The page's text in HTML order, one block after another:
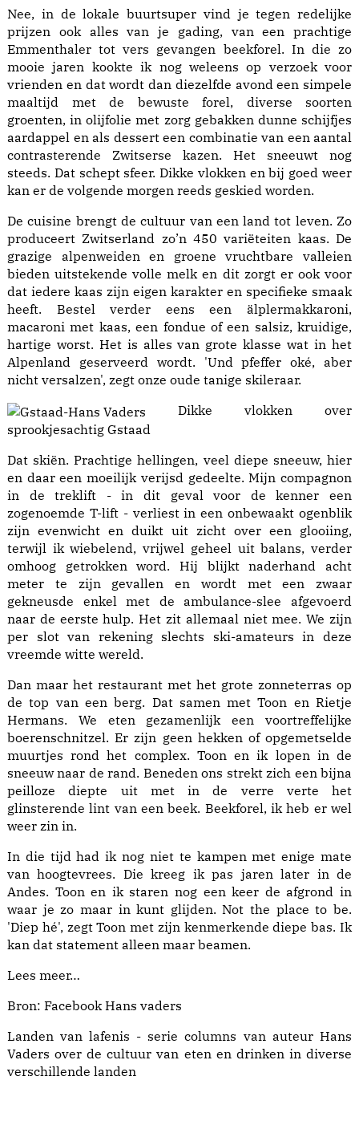
Nee, in de lokale buurtsuper vind je tegen redelijke
prijzen ook alles van je gading, van een prachtige
Emmenthaler tot vers gevangen beekforel. In die zo
mooie jaren kookte ik nog weleens op verzoek voor
vrienden en dat wordt dan diezelfde avond een simpele
maaltijd met de bewuste forel, diverse soorten
groenten, in olijfolie met zorg gebakken dunne schijfjes
aardappel en als dessert een combinatie van een aantal
contrasterende Zwitserse kazen. Het sneeuwt nog
steeds. Dat schept sfeer. Dikke vlokken en bij goed weer
kan er de volgende morgen reeds geskied worden.
De cuisine brengt de cultuur van een land tot leven. Zo
produceert Zwitserland zo’n 450 variëteiten kaas. De
grazige alpenweiden en groene vruchtbare valleien
bieden uitstekende volle melk en dit zorgt er ook voor
dat iedere kaas zijn eigen karakter en specifieke smaak
heeft. Bestel verder eens een älplermakkaroni,
macaroni met kaas, een fondue of een salsiz, kruidige,
hartige worst. Het is alles van grote klasse wat in het
Alpenland geserveerd wordt. 'Und pfeffer oké, aber
nicht versalzen', zegt onze oude tanige skileraar.
Dikke vlokken over
sprookjesachtig Gstaad
Dat skiën. Prachtige hellingen, veel diepe sneeuw, hier
en daar een moeilijk verijsd gedeelte. Mijn compagnon
in de treklift - in dit geval voor de kenner een
zogenoemde T-lift - verliest in een onbewaakt ogenblik
zijn evenwicht en duikt uit zicht over een glooiing,
terwijl ik wiebelend, vrijwel geheel uit balans, verder
omhoog getrokken word. Hij blijkt naderhand acht
meter te zijn gevallen en wordt met een zwaar
gekneusde enkel met de ambulance-slee afgevoerd
naar de eerste hulp. Het zit allemaal niet mee. We zijn
per slot van rekening slechts ski-amateurs in deze
vreemde witte wereld.
Dan maar het restaurant met het grote zonneterras op
de top van een berg. Dat samen met Toon en Rietje
Hermans. We eten gezamenlijk een voortreffelijke
boerenschnitzel. Er zijn geen hekken of opgemetselde
muurtjes rond het complex. Toon en ik lopen in de
sneeuw naar de rand. Beneden ons strekt zich een bijna
peilloze diepte uit met in de verre verte het
glinsterende lint van een beek. Beekforel, ik heb er wel
weer zin in.
In die tijd had ik nog niet te kampen met enige mate
van hoogtevrees. Die kreeg ik pas jaren later in de
Andes. Toon en ik staren nog een keer de afgrond in
waar je zo maar in kunt glijden. Not the place to be.
'Diep hé', zegt Toon met zijn kenmerkende diepe bas. Ik
kan dat statement alleen maar beamen.
Lees meer…
Bron: Facebook Hans vaders
Landen van lafenis - serie columns van auteur Hans
Vaders over de cultuur van eten en drinken in diverse
verschillende landen